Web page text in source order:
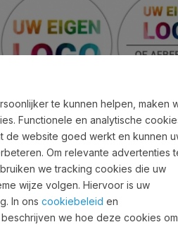
te kunnen helpen, maken
Functionele en analytische
de website goed werkt en kunnen
Om relevante advertenties
we tracking cookies die uw
wijze volgen. Hiervoor is uw
In onscookiebeleid en
beschrijven we hoe deze cookies